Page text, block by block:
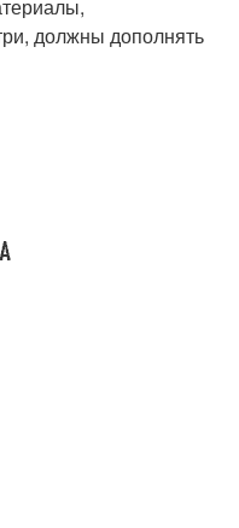
должны дополнять